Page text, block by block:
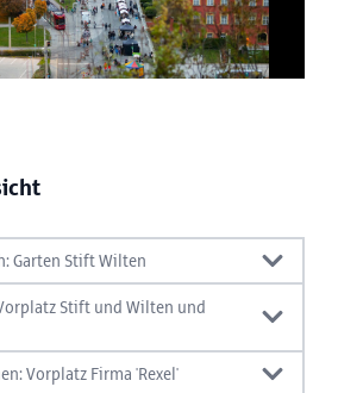
Garten Stift Wilten
Stift und Wilten und
Vorplatz Firma 'Rexel'